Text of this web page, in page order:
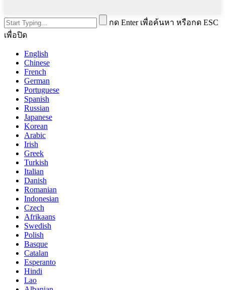
กด Enter เพื่อค้นหา หรือกด ESC
เพื่อปิด
English
Chinese
French
German
Portuguese
Spanish
Russian
Japanese
Korean
Arabic
Irish
Greek
Turkish
Italian
Danish
Romanian
Indonesian
Czech
Afrikaans
Swedish
Polish
Basque
Catalan
Esperanto
Hindi
Lao